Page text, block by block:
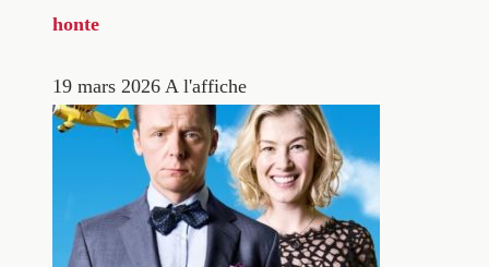
honte
19 mars 2026 A l'affiche